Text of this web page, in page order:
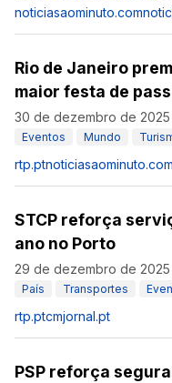
noticiasaominuto.com
Rio de Janeiro
maior festa de
30 de dezembro de 2025
Eventos Mundo
rtp.ptnoticiasaominuto.com
STCP reforça
ano no Porto
29 de dezembro de 2025
País Transportes
rtp.ptcmjornal.pt
PSP reforça